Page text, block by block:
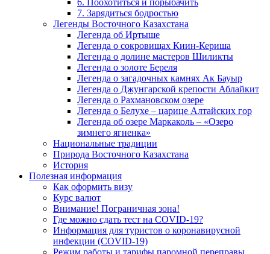
6. Поохотиться и порыбачить
7. Зарядиться бодростью
Легенды Восточного Казахстана
Легенда об Иртыше
Легенда о сокровищах Киин-Кериша
Легенда о долине мастеров Шиликты
Легенда о золоте Береля
Легенда о загадочных камнях Ак Бауыр
Легенда о Джунгарской крепости Аблайкит
Легенда о Рахмановском озере
Легенда о Белухе – царице Алтайских гор
Легенда об озере Маркаколь – «Озеро
зимнего ягненка»
Национальные традиции
Природа Восточного Казахстана
История
Полезная информация
Как оформить визу
Курс валют
Внимание! Пограничная зона!
Где можно сдать тест на COVID-19?
Информация для туристов о коронавирусной
инфекции (COVID-19)
Режим работы и тарифы паромной переправы